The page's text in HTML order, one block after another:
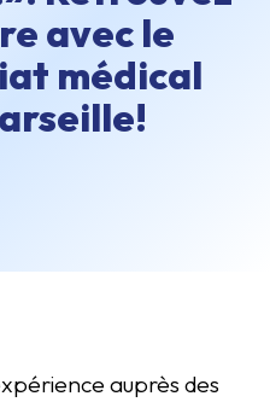
avec le
médical
auprès des